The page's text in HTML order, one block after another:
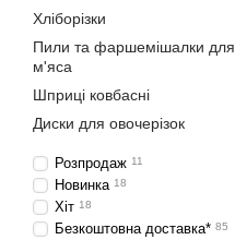
Хліборізки
Пили та фаршемішалки для
м'яса
Шприці ковбасні
Диски для овочерізок
Розпродаж 11
Новинка 18
Хіт 18
Безкоштовна доставка* 85